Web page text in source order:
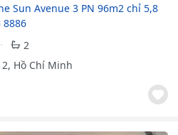
Sun Avenue 3 PN 96m2 chỉ 5,8
8886
2
Hồ Chí Minh